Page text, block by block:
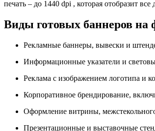
печать – до 1440 dpi , которая отобразит
Виды готовых баннеров на
Рекламные баннеры, вывески и
Информационные указатели и
Реклама с изображением логотипа и
Корпоративное брендирование,
Оформление витрины,
Презентационные и выставочные